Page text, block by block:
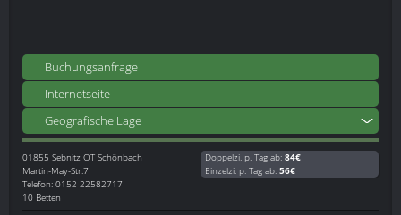
Buchungsanfrage
Internetseite
Geografische Lage
01855 Sebnitz OT Schönbach
Martin-May-Str.7
Telefon: 0152 22582717
10 Betten
Doppelzi. p. Tag ab: 84€
Einzelzi. p. Tag ab: 56€